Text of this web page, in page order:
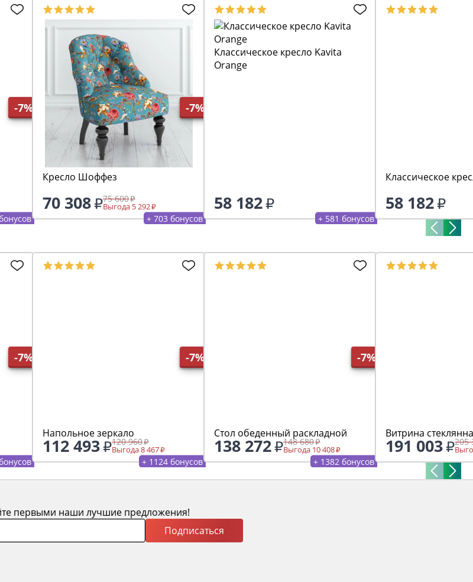
-7% -7%
Кресло Шоффез
70 308 75 600
Выгода 5 292
+ 703 бонусов
Классическое кресло Kavita
Orange
58 182
+ 581 бонусов
Классическое
58 182
-7% -7%
Напольное зеркало
112 493 120 960
Выгода 8 467
+ 1124 бонусов
-7%
Стол обеденный раскладной
138 272 148 680
Выгода 10 408
+ 1382 бонусов
Витрина
191 003 205
первыми наши лучшие предложения!
Подписаться